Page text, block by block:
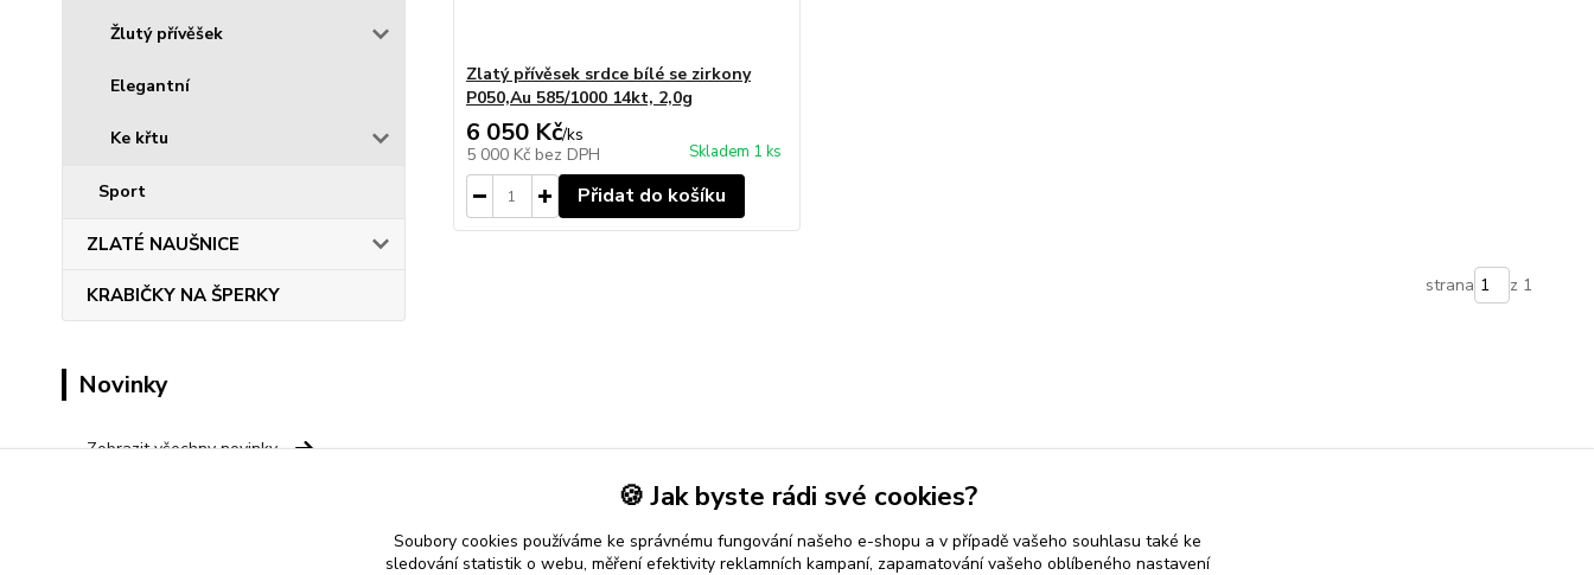
Žlutý přívěšek
Elegantní
Ke křtu
Sport
ZLATÉ NAUŠNICE
KRABIČKY NA ŠPERKY
Novinky
Zobrazit všechny novinky
Zlatý přívěsek srdce bílé se zirkony
P050,Au 585/1000 14kt, 2,0g
6 050 Kč/ks
5 000 Kč bez DPH Skladem 1 ks
Přidat do košíku
strana z 1
🍪 Jak byste rádi své cookies?
Soubory cookies používáme ke správnému fungování našeho e-shopu a v případě vašeho souhlasu také ke
sledování statistik o webu, měření efektivity reklamních kampaní, zapamatování vašeho oblíbeného nastavení